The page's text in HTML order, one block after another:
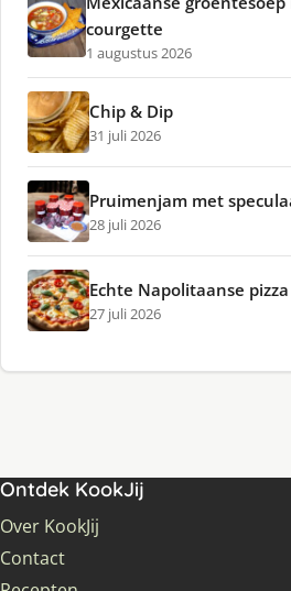
courgette
1 augustus 2026
Chip & Dip
31 juli 2026
Pruimenjam met
28 juli 2026
Echte Napolitaanse pizza
27 juli 2026
Ontdek KookJij
Over KookJij
Contact